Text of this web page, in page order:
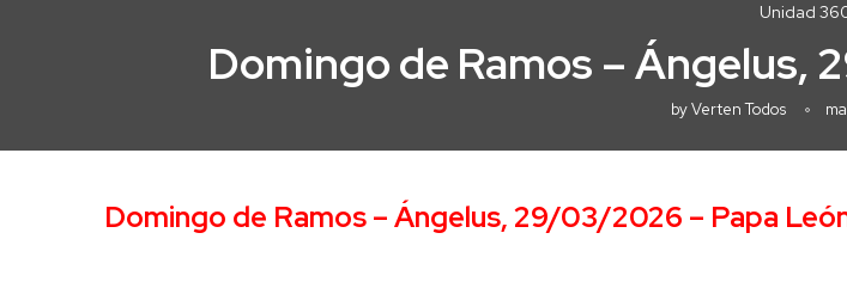
Unidad
Domingo de Ramos – Ángelus,
byVerten Todos
Domingo de Ramos – Ángelus, 29/03/2026 – Papa